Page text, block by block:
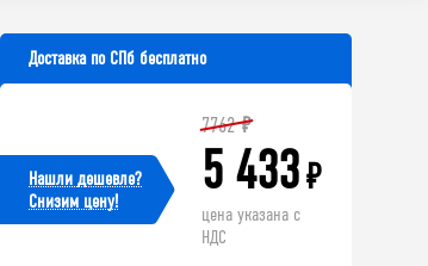
Доставка по СПб бесплатно
Нашли дешевле?
Cнизим цену!
7762 ₽
5 433₽
цена указана с
НДС